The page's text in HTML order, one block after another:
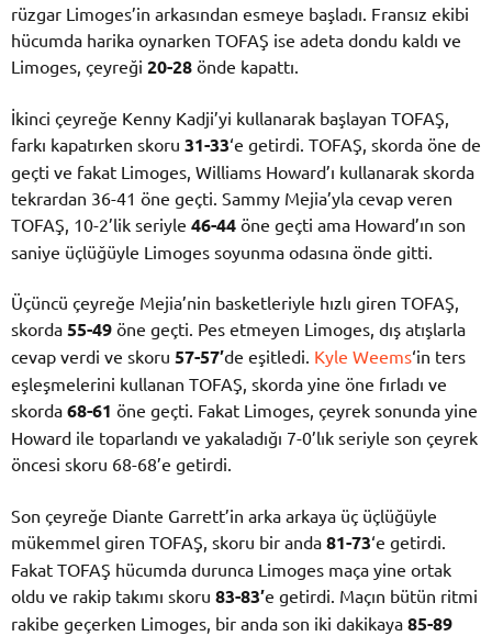
rüzgar Limoges’in arkasından esmeye başladı. Fransız ekibi
hücumda harika oynarken TOFAŞ ise adeta dondu kaldı ve
Limoges, çeyreği 20-28 önde kapattı.
İkinci çeyreğe Kenny Kadji’yi kullanarak başlayan TOFAŞ,
farkı kapatırken skoru 31-33‘e getirdi. TOFAŞ, skorda öne de
geçti ve fakat Limoges, Williams Howard’ı kullanarak skorda
tekrardan 36-41 öne geçti. Sammy Mejia’yla cevap veren
TOFAŞ, 10-2’lik seriyle 46-44 öne geçti ama Howard’ın son
saniye üçlüğüyle Limoges soyunma odasına önde gitti.
Üçüncü çeyreğe Mejia’nin basketleriyle hızlı giren TOFAŞ,
skorda 55-49 öne geçti. Pes etmeyen Limoges, dış atışlarla
cevap verdi ve skoru 57-57′de eşitledi. Kyle Weems‘in ters
eşleşmelerini kullanan TOFAŞ, skorda yine öne fırladı ve
skorda 68-61 öne geçti. Fakat Limoges, çeyrek sonunda yine
Howard ile toparlandı ve yakaladığı 7-0’lık seriyle son çeyrek
öncesi skoru 68-68’e getirdi.
Son çeyreğe Diante Garrett’in arka arkaya üç üçlüğüyle
mükemmel giren TOFAŞ, skoru bir anda 81-73‘e getirdi.
Fakat TOFAŞ hücumda durunca Limoges maça yine ortak
oldu ve rakip takımı skoru 83-83′e getirdi. Maçın bütün ritmi
rakibe geçerken Limoges, bir anda son iki dakikaya 85-89